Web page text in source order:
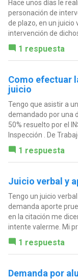
Hace unos días le
personación de
de plazo, en un juicio
intervención de
1 respuesta
Como efectuar
juicio
Tengo que asistir a
demandado por una
50% resuelto por el
Inspección . De
1 respuesta
Juicio verbal y
Tengo un juicio
demanda aporte
en la citación me
intente valerme. Mi
1 respuesta
Demanda por